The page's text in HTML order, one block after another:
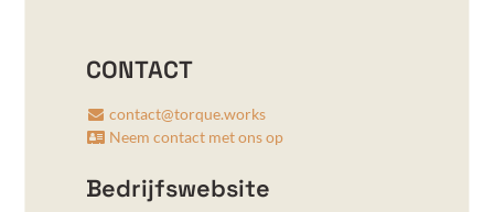
CONTACT
contact@torque.works
Neem contact met ons op
Bedrijfswebsite